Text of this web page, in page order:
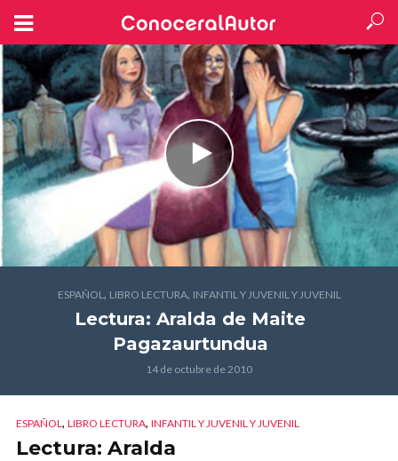
ESPAÑOL, LIBRO LECTURA, INFANTIL Y JUVENIL Y JUVENIL
Lectura: Aralda de Maite
Pagazaurtundua
14 de octubre de 2010
ESPAÑOL, LIBRO LECTURA, INFANTIL Y JUVENIL Y JUVENIL
Lectura: Aralda